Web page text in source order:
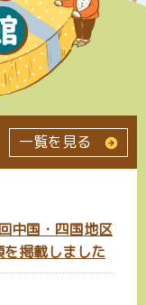
一覧を見る
中国・四国地区
掲載しました